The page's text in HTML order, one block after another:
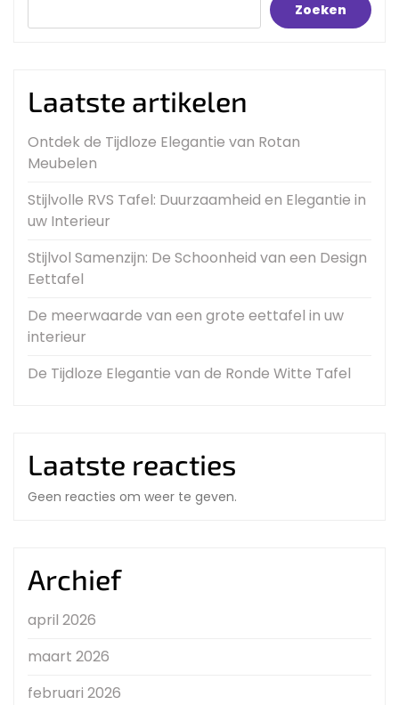
Zoeken
Laatste artikelen
Ontdek de Tijdloze Elegantie van Rotan
Meubelen
Stijlvolle RVS Tafel: Duurzaamheid en Elegantie in
uw Interieur
Stijlvol Samenzijn: De Schoonheid van een Design
Eettafel
De meerwaarde van een grote eettafel in uw
interieur
De Tijdloze Elegantie van de Ronde Witte Tafel
Laatste reacties
Geen reacties om weer te geven.
Archief
april 2026
maart 2026
februari 2026